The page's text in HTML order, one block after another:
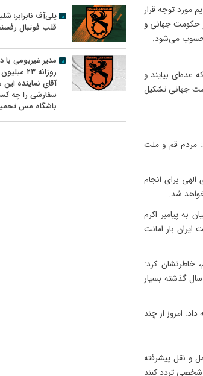
مورد توجه قرار
حکومت جهانی و
می‌شود.
عده‌ای بیایند و
جهانی تشکیل
مردم قم و ملت
برای انجام
شد.
به پیامبر اکرم
بار امانت
خاطرنشان کرد:
گذشته بسیار
امروز از چند
و نقل پیشرفته
شخصی تردد کنند
پلی‌آف نابرابر؛
قلب فوتبال
مدیر غیربومی با
روزانه ۲۳
آقای نماینده این
سفارشی را چه
باشگاه مس